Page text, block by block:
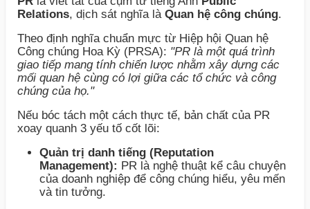
Relations, dịch sát nghĩa là Quan hệ công chúng.
Theo định nghĩa chuẩn mực từ Hiệp hội Quan hệ
Công chúng Hoa Kỳ (PRSA): "PR là một quá trình
giao tiếp mang tính chiến lược nhằm xây dựng các
mối quan hệ cùng có lợi giữa các tổ chức và công
chúng của họ."
Nếu bóc tách một cách thực tế, bản chất của PR
xoay quanh 3 yếu tố cốt lõi:
Quản trị danh tiếng (Reputation
Management): PR là nghệ thuật kể câu chuyện
của doanh nghiệp để công chúng hiểu, yêu mến
và tin tưởng.